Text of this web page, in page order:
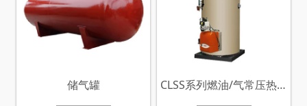
储气罐 CLSS系列燃油/气常压热水锅炉